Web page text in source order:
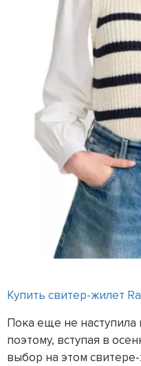
Купить свитер-жилет
Пока еще не наступила
поэтому, вступая в
выбор на этом